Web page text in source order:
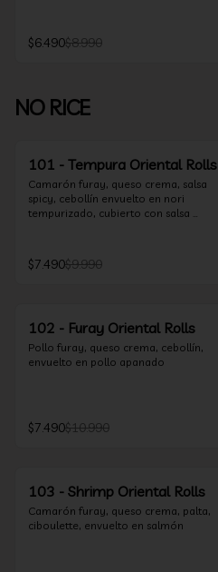
$6.490$8.990
NO RICE
101 - Tempura Oriental Rolls
Camarón furay, queso crema, salsa
spicy, cebollín envuelto en nori
tempurizado, cubierto con salsa
$7.490$9.990
102 - Furay Oriental Rolls
Pollo furay, queso crema, cebollín,
envuelto en pollo apanado
$7.490$10.990
103 - Shrimp Oriental Rolls
Camarón furay, queso crema, palta,
ciboulette, envuelto en salmón